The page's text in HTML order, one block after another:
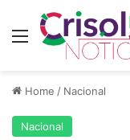
Menu
Home / Nacional
Nacional